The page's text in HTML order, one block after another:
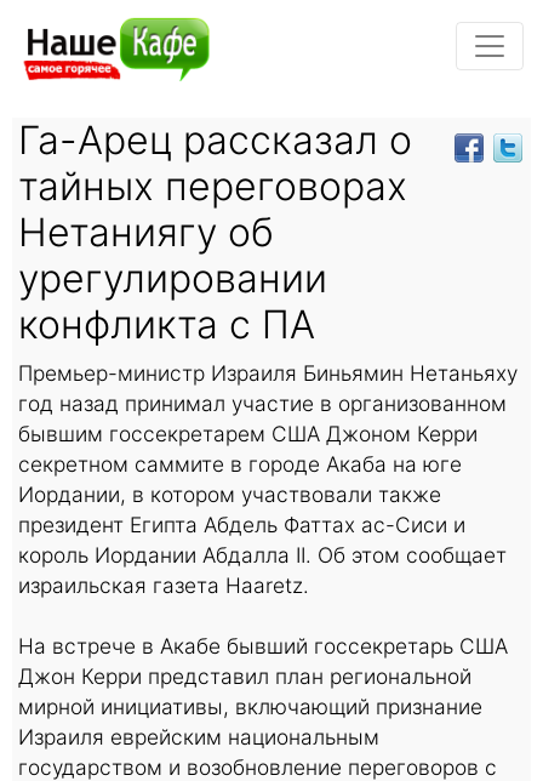
Га-Арец рассказал о
тайных переговорах
Нетаниягу об
урегулировании
конфликта с ПА
Премьер-министр Израиля Биньямин Нетаньяху
год назад принимал участие в организованном
бывшим госсекретарем США Джоном Керри
секретном саммите в городе Акаба на юге
Иордании, в котором участвовали также
президент Египта Абдель Фаттах ас-Сиси и
король Иордании Абдалла II. Об этом сообщает
израильская газета Haaretz.
На встрече в Акабе бывший госсекретарь США
Джон Керри представил план региональной
мирной инициативы, включающий признание
Израиля еврейским национальным
государством и возобновление переговоров с